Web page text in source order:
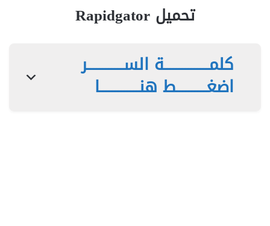
تحميل Rapidgator
كلمـــــــــــــــة الســــــــــــر
اضغــــــــــط هنـــــــــــــا